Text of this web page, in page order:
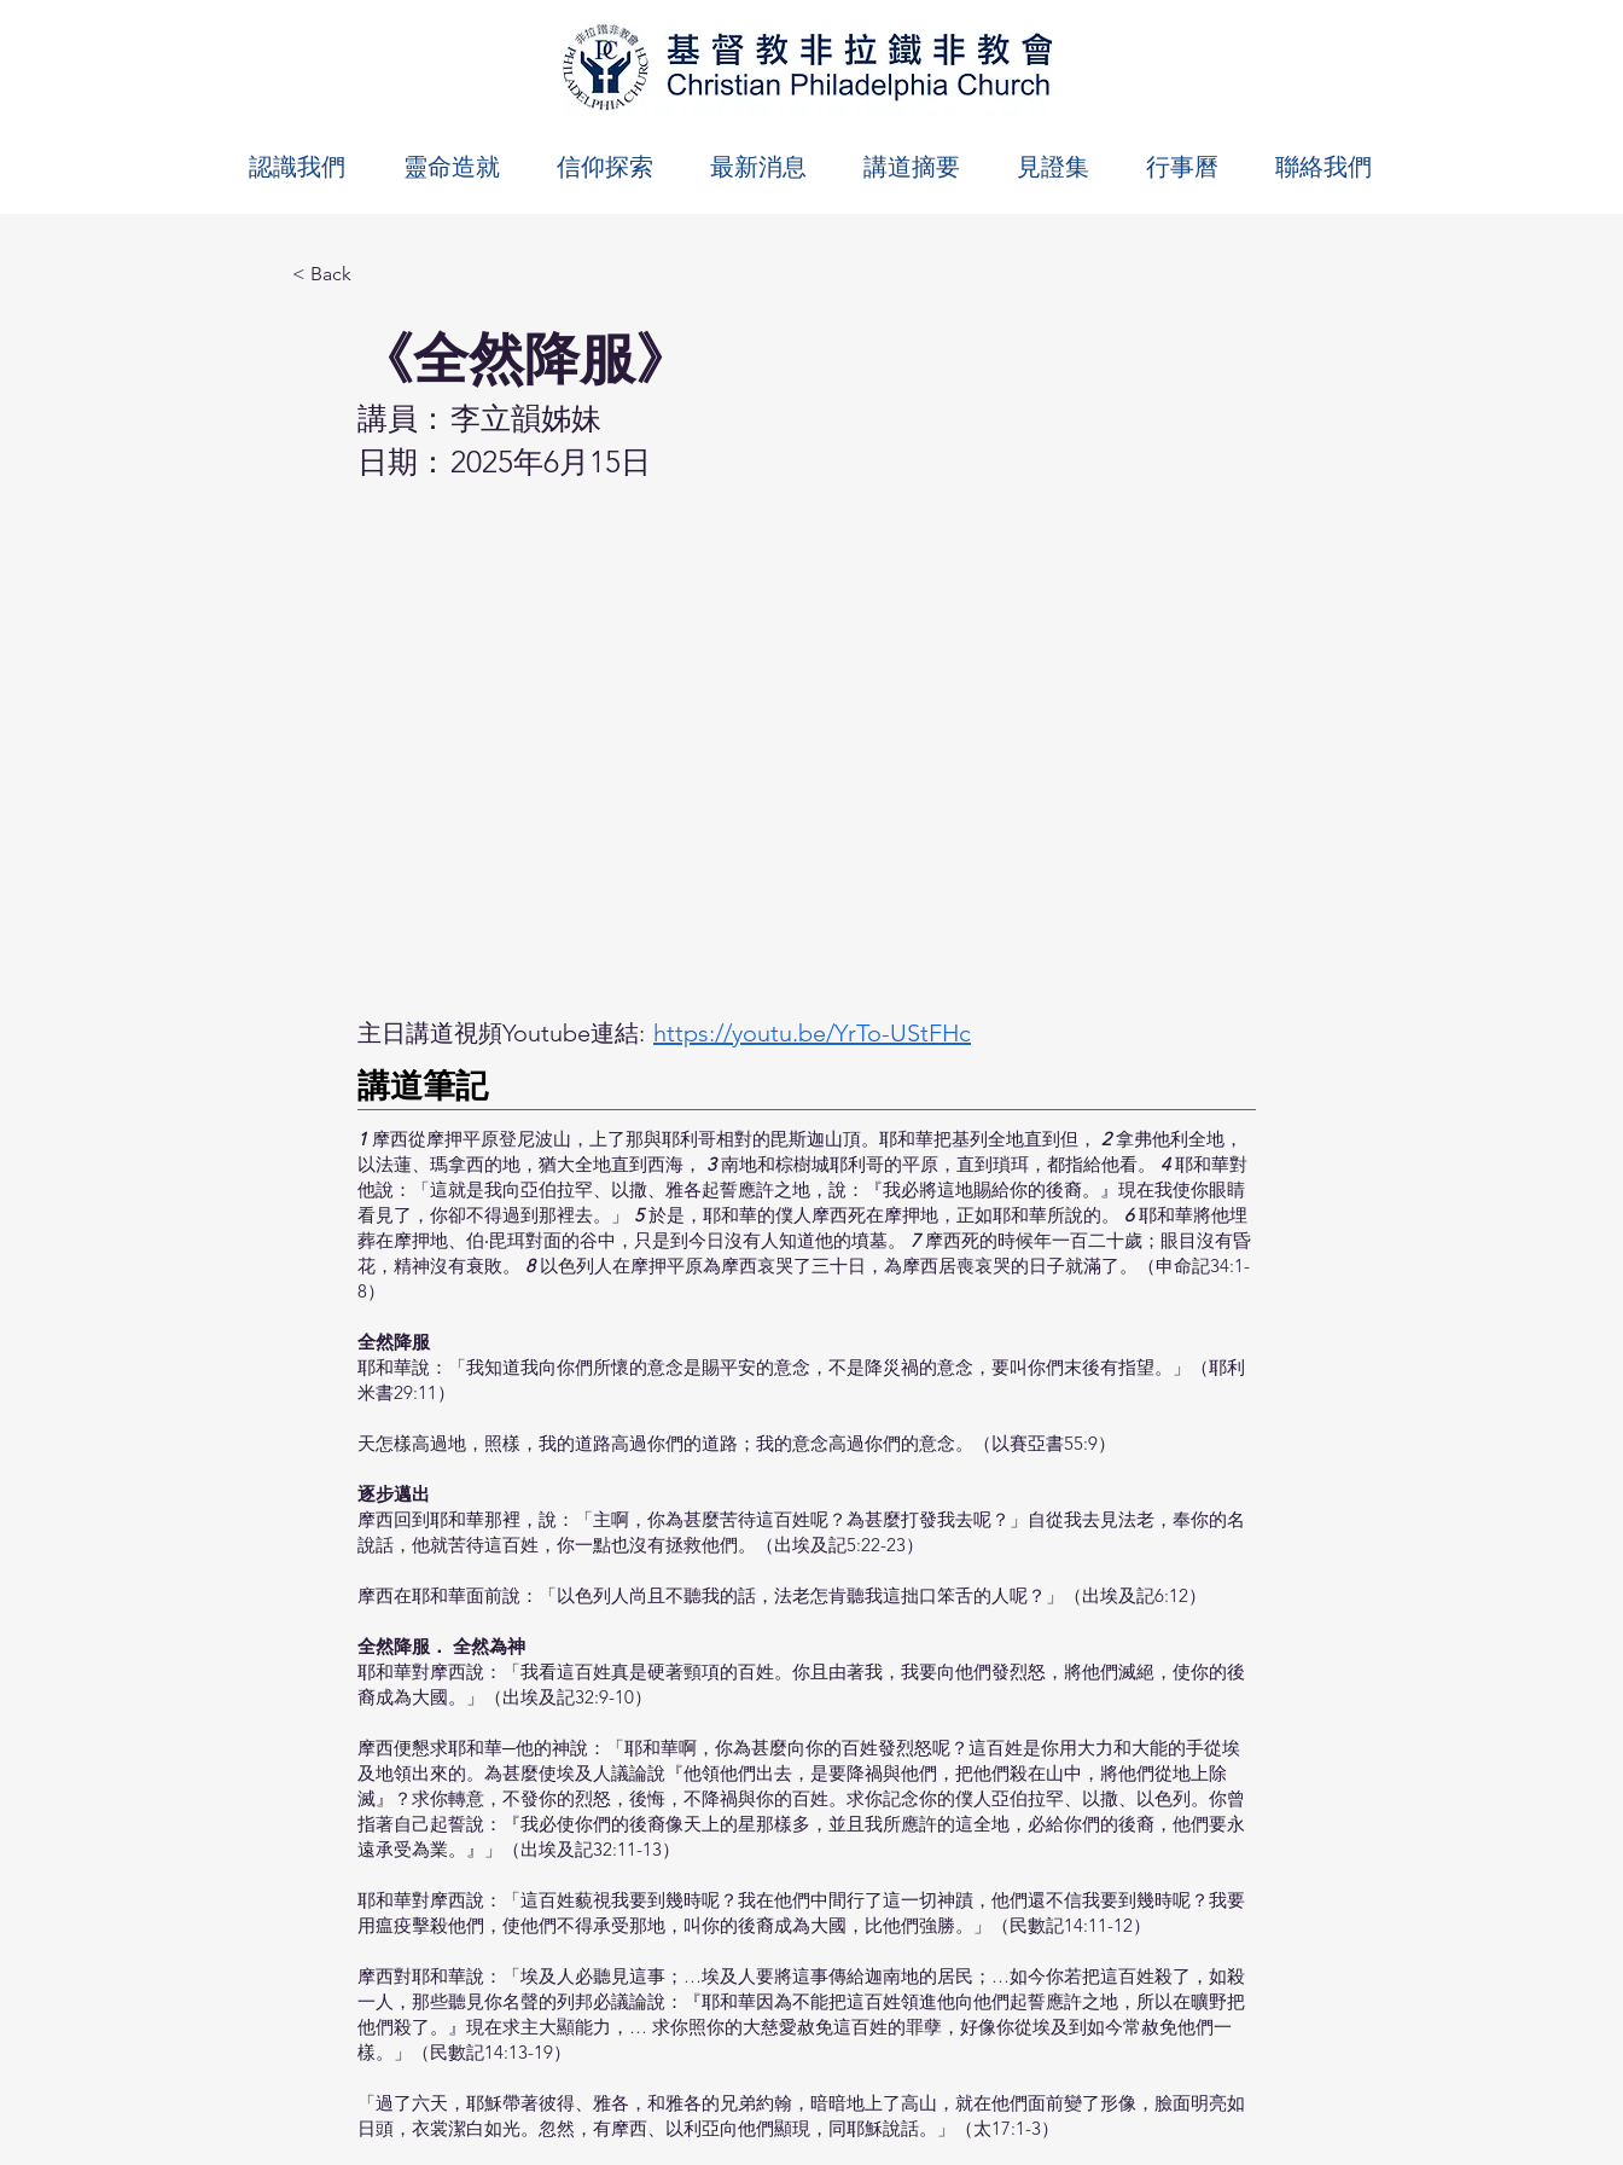
認識我們 靈命造就 信仰探索 最新消息 講道摘要 見證集 行事曆 聯絡我們
< Back
《全然降服》
講員： 李立韻姊妹
日期： 2025年6月15日
主日講道視頻Youtube連結: https://youtu.be/YrTo-UStFHc
​講道筆記
1 摩西從摩押平原登尼波山，上了那與耶利哥相對的毘斯迦山頂。耶和華把基列全地直到但， 2拿弗他利全地，
以法蓮、瑪拿西的地，猶大全地直到西海， 3南地和棕樹城耶利哥的平原，直到瑣珥，都指給他看。 4耶和華對
他說：「這就是我向亞伯拉罕、以撒、雅各起誓應許之地，說：『我必將這地賜給你的後裔。』現在我使你眼睛
看見了，你卻不得過到那裡去。」 5於是，耶和華的僕人摩西死在摩押地，正如耶和華所說的。 6耶和華將他埋
葬在摩押地、伯‧毘珥對面的谷中，只是到今日沒有人知道他的墳墓。 7摩西死的時候年一百二十歲；眼目沒有昏
花，精神沒有衰敗。 8以色列人在摩押平原為摩西哀哭了三十日，為摩西居喪哀哭的日子就滿了。（申命記34:1-
8）
全然降服
耶和華說：「我知道我向你們所懷的意念是賜平安的意念，不是降災禍的意念，要叫你們末後有指望。」（耶利
米書29:11）
天怎樣高過地，照樣，我的道路高過你們的道路；我的意念高過你們的意念。（以賽亞書55:9）
逐步邁出
摩西回到耶和華那裡，說：「主啊，你為甚麼苦待這百姓呢？為甚麼打發我去呢？」自從我去見法老，奉你的名
說話，他就苦待這百姓，你一點也沒有拯救他們。（出埃及記5:22-23）
摩西在耶和華面前說：「以色列人尚且不聽我的話，法老怎肯聽我這拙口笨舌的人呢？」（出埃及記6:12）
全然降服． 全然為神
耶和華對摩西說：「我看這百姓真是硬著頸項的百姓。你且由著我，我要向他們發烈怒，將他們滅絕，使你的後
裔成為大國。」（出埃及記32:9-10）
摩西便懇求耶和華─他的神說：「耶和華啊，你為甚麼向你的百姓發烈怒呢？這百姓是你用大力和大能的手從埃
及地領出來的。為甚麼使埃及人議論說『他領他們出去，是要降禍與他們，把他們殺在山中，將他們從地上除
滅』？求你轉意，不發你的烈怒，後悔，不降禍與你的百姓。求你記念你的僕人亞伯拉罕、以撒、以色列。你曾
指著自己起誓說：『我必使你們的後裔像天上的星那樣多，並且我所應許的這全地，必給你們的後裔，他們要永
遠承受為業。』」（出埃及記32:11-13）
耶和華對摩西說：「這百姓藐視我要到幾時呢？我在他們中間行了這一切神蹟，他們還不信我要到幾時呢？我要
用瘟疫擊殺他們，使他們不得承受那地，叫你的後裔成為大國，比他們強勝。」（民數記14:11-12）
摩西對耶和華說：「埃及人必聽見這事；…埃及人要將這事傳給迦南地的居民；…如今你若把這百姓殺了，如殺
一人，那些聽見你名聲的列邦必議論說：『耶和華因為不能把這百姓領進他向他們起誓應許之地，所以在曠野把
他們殺了。』現在求主大顯能力，… 求你照你的大慈愛赦免這百姓的罪孽，好像你從埃及到如今常赦免他們一
樣。」（民數記14:13-19）
「過了六天，耶穌帶著彼得、雅各，和雅各的兄弟約翰，暗暗地上了高山，就在他們面前變了形像，臉面明亮如
日頭，衣裳潔白如光。忽然，有摩西、以利亞向他們顯現，同耶穌說話。」（太17:1-3）